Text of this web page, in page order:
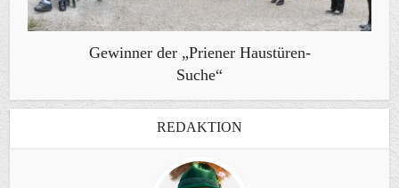
Gewinner der „Priener Haustüren-
Suche“
REDAKTION